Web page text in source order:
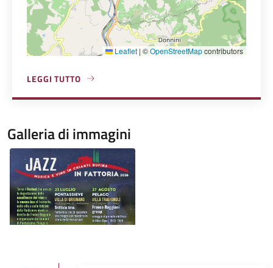
Leaflet | ©OpenStreetMapcontributors
LEGGI TUTTO
A PROPOSITO DI AZIENDA AGRICOLA TRAVIGNOLI
Galleria di immagini
Image